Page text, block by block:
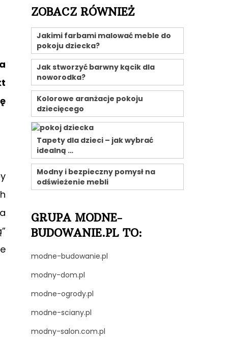
ZOBACZ RÓWNIEŻ
Jakimi farbami malować meble do
pokoju dziecka?
Jak stworzyć barwny kącik dla
noworodka?
Kolorowe aranżacje pokoju
dziecięcego
Tapety dla dzieci – jak wybrać
idealną …
Modny i bezpieczny pomysł na
odświeżenie mebli
GRUPA MODNE-
BUDOWANIE.PL TO:
modne-budowanie.pl
modny-dom.pl
modne-ogrody.pl
modne-sciany.pl
modny-salon.com.pl